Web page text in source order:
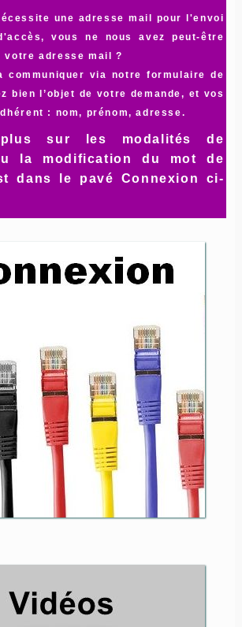
une adresse mail pour l'envoi
vous ne nous avez peut-être
votre adresse mail ?
communiquer via notreformulaire de
bien l’objet de votre demande, et vos
: nom, prénom, adresse.
sur les modalités de
la modification du mot de
dans le pavé Connexion ci-
VOUS au
Connexion à l'Espace
AG 2026